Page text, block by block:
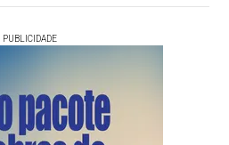
PUBLICIDADE